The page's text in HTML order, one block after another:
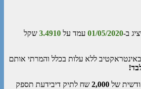
ב-01/05/2020 עמד על 3.4910 שקל
ללא עלות בכלל והמרתי אותם
של 2,000 שח לתיק דיבידעת תספק